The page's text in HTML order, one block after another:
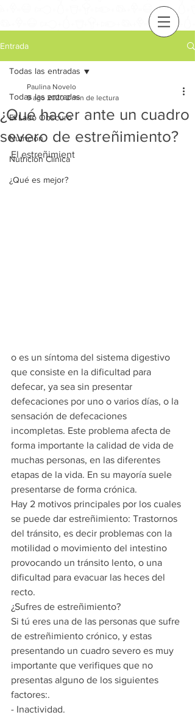
Entrada
Todas las entradas
El Lado Obscuro
Nutrición
Nutrición Clínica
¿Qué es mejor?
Todas las entradas
¿Qué hacer ante un cuadro
severo de estreñimiento?
Paulina Novelo
9 ago 2020 2 min de lectura
El estreñimient
o es un síntoma del sistema digestivo
que consiste en la dificultad para
defecar, ya sea sin presentar
defecaciones por uno o varios días, o la
sensación de defecaciones
incompletas. Este problema afecta de
forma importante la calidad de vida de
muchas personas, en las diferentes
etapas de la vida. En su mayoría suele
presentarse de forma crónica.
Hay 2 motivos principales por los cuales
se puede dar estreñimiento: Trastornos
del tránsito, es decir problemas con la
motilidad o movimiento del intestino
provocando un tránsito lento, o una
dificultad para evacuar las heces del
recto.
¿Sufres de estreñimiento?
Si tú eres una de las personas que sufre
de estreñimiento crónico, y estas
presentando un cuadro severo es muy
importante que verifiques que no
presentas alguno de los siguientes
factores:.
- Inactividad.